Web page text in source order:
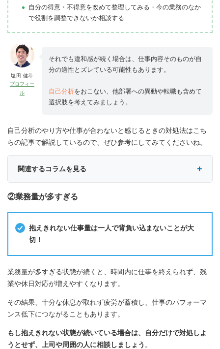
自分の得意・不得意を改めて整理してみる・今の業務のなか
で役割を調整できないか相談する
塩田 健斗
プロフィー
ル
それでも違和感が続く場合は、仕事内容そのものが自
分の適性とズレている可能性もあります。
自己分析をおこない、他部署への異動や転職も含めて
選択肢を考えてみましょう。
自己分析のやり方や仕事が合わないと感じるときの対処法はこち
らの記事で解説しているので、ぜひ参考にしてみてくださいね。
関連するコラムを見る
②業務量が多すぎる
抱えきれない仕事量は一人で背負い込まないことが大
切！
業務量が多すぎる状態が続くと、時間内に仕事を終えられず、残
業や休日対応が増えやすくなります。
その結果、十分な休息が取れず疲労が蓄積し、仕事のパフォーマ
ンス低下につながることもあります。
もし抱えきれない状態が続いている場合は、自分だけで対処しよ
うとせず、上司や周囲の人に相談しましょう 。